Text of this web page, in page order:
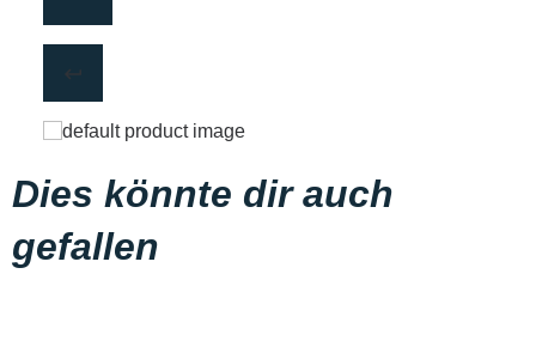
Dies könnte dir auch
gefallen